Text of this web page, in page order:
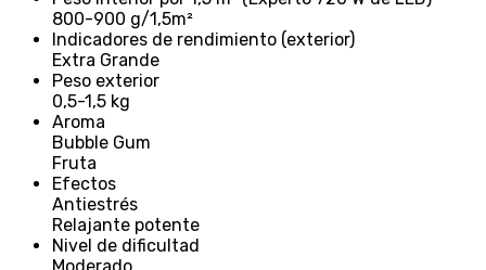
800-900 g/1,5m²
Indicadores de rendimiento (exterior)
Extra Grande
Peso exterior
0,5-1,5 kg
Aroma
Bubble Gum
Fruta
Efectos
Antiestrés
Relajante potente
Nivel de dificultad